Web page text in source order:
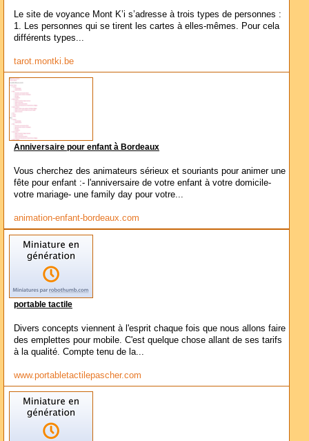
Le site de voyance Mont K’i s’adresse à trois types de personnes :
1. Les personnes qui se tirent les cartes à elles-mêmes. Pour cela
différents types...
tarot.montki.be
Anniversaire pour enfant à Bordeaux
Vous cherchez des animateurs sérieux et souriants pour animer une
fête pour enfant :- l'anniversaire de votre enfant à votre domicile-
votre mariage- une family day pour votre...
animation-enfant-bordeaux.com
portable tactile
Divers concepts viennent à l'esprit chaque fois que nous allons faire
des emplettes pour mobile. C'est quelque chose allant de ses tarifs
à la qualité. Compte tenu de la...
www.portabletactilepascher.com